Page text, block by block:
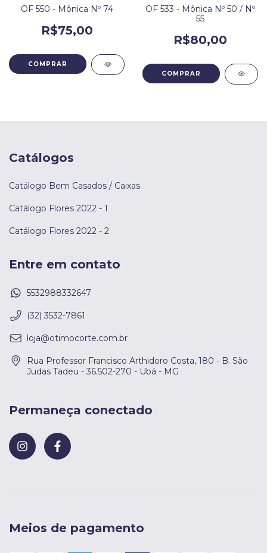
OF 550 - Mônica Nº 74
R$75,00
OF 533 - Mônica Nº 50 / Nº
55
R$80,00
Catálogos
Catálogo Bem Casados / Caixas
Catálogo Flores 2022 - 1
Catálogo Flores 2022 - 2
Entre em contato
5532988332647
(32) 3532-7861
loja@otimocorte.com.br
Rua Professor Francisco Arthidoro Costa, 180 - B. São
Judas Tadeu - 36.502-270 - Ubá - MG
Permaneça conectado
Meios de pagamento